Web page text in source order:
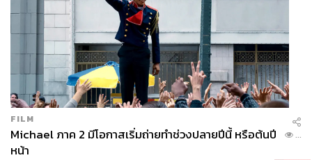
FILM
Michael ภาค 2 มีโอกาสเริ่มถ่ายทำช่วงปลายปีนี้ หรือต้นปี
หน้า
...